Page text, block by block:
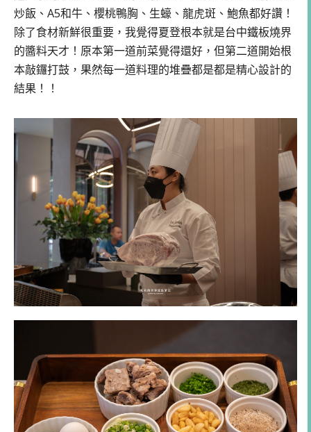
炒飯、A5和牛、櫻桃鴨胸、生蠔、龍虎斑、鮑魚都好讚！
除了食材新鮮很重要，我覺得夏登根本就是台中鐵板燒界
的醬料天才！原本第一道前菜覺得還好，但第二道開始根
本敲鑼打鼓，果然每一道料理的堆疊都是都是精心設計的
結果！！